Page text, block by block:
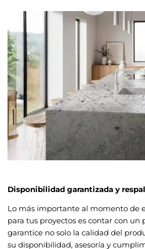
Disponibilidad garantizada y
Lo más importante al momento de
para tus proyectos es contar con un
garantice no solo la calidad del
su disponibilidad, asesoría y